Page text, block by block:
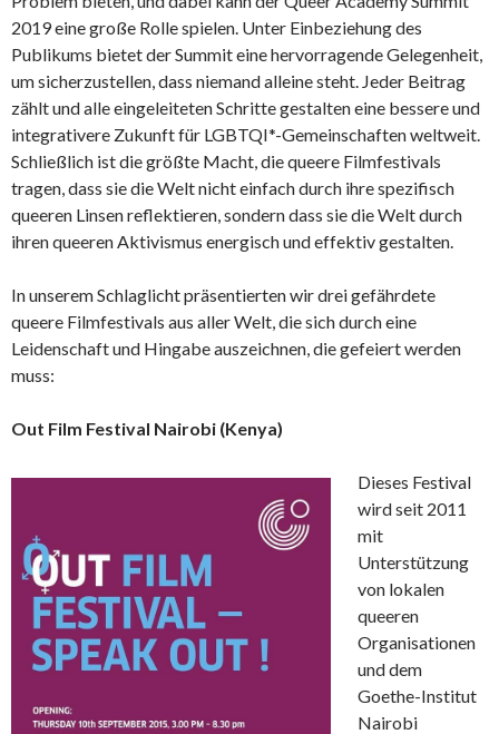
2019 eine große Rolle spielen. Unter Einbeziehung des
Publikums bietet der Summit eine hervorragende Gelegenheit,
um sicherzustellen, dass niemand alleine steht. Jeder Beitrag
zählt und alle eingeleiteten Schritte gestalten eine bessere und
integrativere Zukunft für LGBTQI*-Gemeinschaften weltweit.
Schließlich ist die größte Macht, die queere Filmfestivals
tragen, dass sie die Welt nicht einfach durch ihre spezifisch
queeren Linsen reflektieren, sondern dass sie die Welt durch
ihren queeren Aktivismus energisch und effektiv gestalten.
In unserem Schlaglicht präsentierten wir drei gefährdete
queere Filmfestivals aus aller Welt, die sich durch eine
Leidenschaft und Hingabe auszeichnen, die gefeiert werden
muss:
Out Film Festival Nairobi (Kenya)
Dieses Festival
wird seit 2011
mit
Unterstützung
von lokalen
queeren
Organisationen
und dem
Goethe-Institut
Nairobi